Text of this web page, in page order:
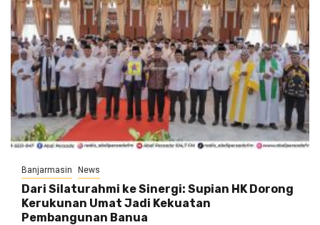
Banjarmasin News
Dari Silaturahmi ke Sinergi: Supian HK Dorong
Kerukunan Umat Jadi Kekuatan
Pembangunan Banua